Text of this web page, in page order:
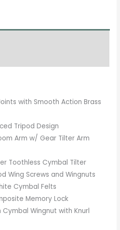
with Smooth Action Brass
Tripod Design
Arm w/ Gear Tilter Arm
Toothless Cymbal Tilter
Wing Screws and Wingnuts
Cymbal Felts
Memory Lock
Wingnut with Knurl